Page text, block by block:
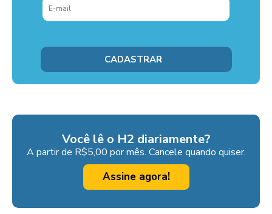
Você lê o H2 diariamente?
A partir de R$5,00 por mês. Cancele quando quiser.
Assine agora!